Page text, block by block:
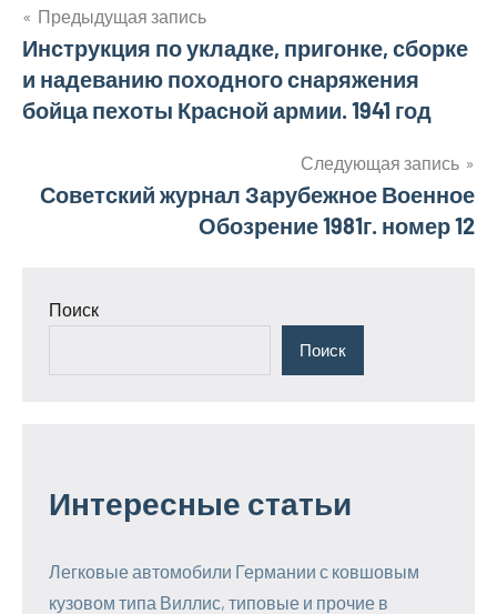
Навигация
по
записям
Предыдущая запись
Инструкция по укладке, пригонке, сборке
и надеванию походного снаряжения
бойца пехоты Красной армии. 1941 год
Следующая запись
Советский журнал Зарубежное Военное
Обозрение 1981г. номер 12
Поиск
Поиск
Интересные статьи
Легковые автомобили Германии с ковшовым
кузовом типа Виллис, типовые и прочие в